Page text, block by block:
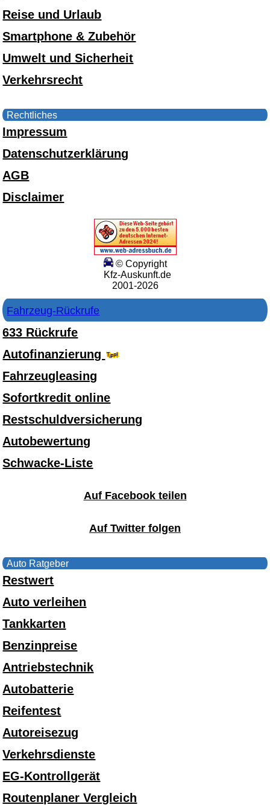
Reise und Urlaub
Smartphone & Zubehör
Umwelt und Sicherheit
Verkehrsrecht
Rechtliches
Impressum
Datenschutzerklärung
AGB
Disclaimer
© Copyright
Kfz-Auskunft.de
2001-2026
Fahrzeug-Rückrufe
633 Rückrufe
Autofinanzierung
Fahrzeugleasing
Sofortkredit online
Restschuldversicherung
Autobewertung
Schwacke-Liste
Auf Facebook teilen
Auf Twitter folgen
Auto Ratgeber
Restwert
Auto verleihen
Tankkarten
Benzinpreise
Antriebstechnik
Autobatterie
Reifentest
Autoreisezug
Verkehrsdienste
EG-Kontrollgerät
Routenplaner Vergleich